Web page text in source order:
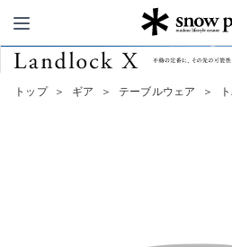
Snow
トップ ＞ ギア ＞ テーブルウェア ＞